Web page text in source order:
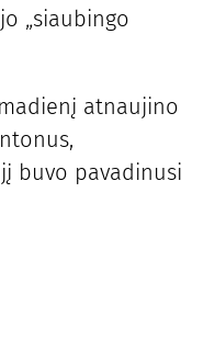
„siaubingo
atnaujino
buvo pavadinusi